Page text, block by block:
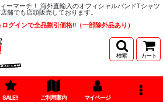
ーマーチ！ 海外直輸入のオフィシャルバンドTシャツ
舗でも店頭販売しております。
グインで全品割引価格!!（一部除外品あり）
検索 カート
SALE!! ご利用案内 マイページ